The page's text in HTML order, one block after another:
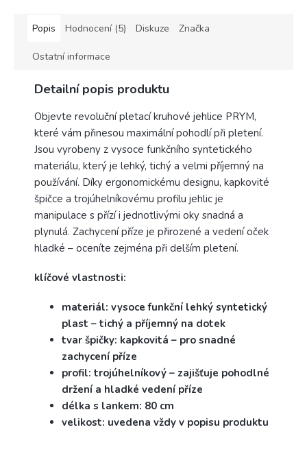
Popis Hodnocení (5) Diskuze Značka
Ostatní informace
Detailní popis produktu
Objevte revoluční pletací kruhové jehlice PRYM,
které vám přinesou maximální pohodlí při pletení.
Jsou vyrobeny z vysoce funkčního syntetického
materiálu, který je lehký, tichý a velmi příjemný na
používání. Díky ergonomickému designu, kapkovité
špičce a trojúhelníkovému profilu jehlic je
manipulace s přízí i jednotlivými oky snadná a
plynulá. Zachycení příze je přirozené a vedení oček
hladké – oceníte zejména při delším pletení.
klíčové vlastnosti:
materiál: vysoce funkční lehký syntetický
plast – tichý a příjemný na dotek
tvar špičky: kapkovitá – pro snadné
zachycení příze
profil: trojúhelníkový – zajišťuje pohodlné
držení a hladké vedení příze
délka s lankem: 80 cm
velikost: uvedena vždy v popisu produktu